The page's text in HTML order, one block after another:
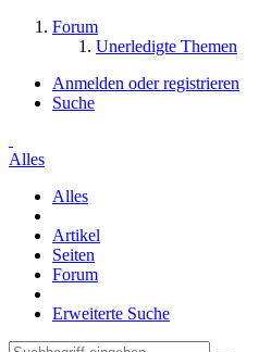
Forum
Unerledigte Themen
Anmelden oder registrieren
Suche
Alles
Alles
Artikel
Seiten
Forum
Erweiterte Suche